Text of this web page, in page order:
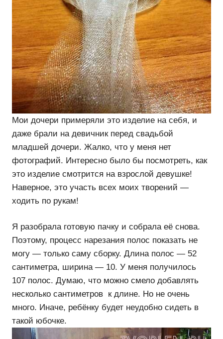
Мои дочери примеряли это изделие на себя, и
даже брали на девичник перед свадьбой
младшей дочери. Жалко, что у меня нет
фотографий. Интересно было бы посмотреть, как
это изделие смотрится на взрослой девушке!
Наверное, это участь всех моих творений —
ходить по рукам!
Я разобрала готовую пачку и собрала её снова.
Поэтому, процесс нарезания полос показать не
могу — только саму сборку. Длина полос — 52
сантиметра, ширина — 10. У меня получилось
107 полос. Думаю, что можно смело добавлять
несколько сантиметров к длине. Но не очень
много. Иначе, ребёнку будет неудобно сидеть в
такой юбочке.